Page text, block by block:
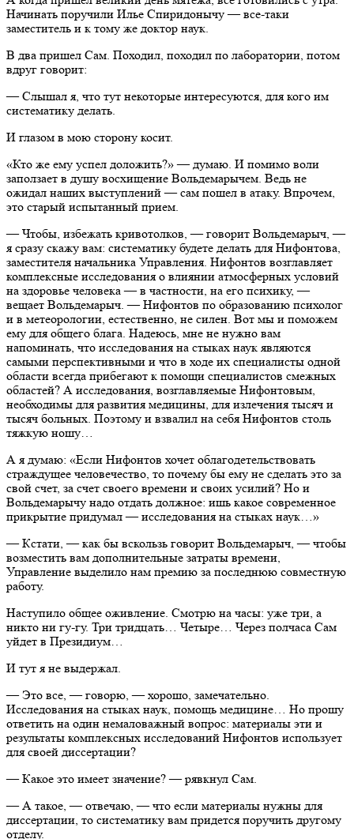
Начинать поручили Илье Спиридонычу — все-таки
заместитель и к тому же доктор наук.
В два пришел Сам. Походил, походил по лаборатории, потом
вдруг говорит:
— Слышал я, что тут некоторые интересуются, для кого им
систематику делать.
И глазом в мою сторону косит.
«Кто же ему успел доложить?» — думаю. И помимо воли
заползает в душу восхищение Вольдемарычем. Ведь не
ожидал наших выступлений — сам пошел в атаку. Впрочем,
это старый испытанный прием.
— Чтобы, избежать кривотолков, — говорит Вольдемарыч, —
я сразу скажу вам: систематику будете делать для Нифонтова,
заместителя начальника Управления. Нифонтов возглавляет
комплексные исследования о влиянии атмосферных условий
на здоровье человека — в частности, на его психику, —
вещает Вольдемарыч. — Нифонтов по образованию психолог
и в метеорологии, естественно, не силен. Вот мы и поможем
ему для общего блага. Надеюсь, мне не нужно вам
напоминать, что исследования на стыках наук являются
самыми перспективными и что в ходе их специалисты одной
области всегда прибегают к помощи специалистов смежных
областей? А исследования, возглавляемые Нифонтовым,
необходимы для развития медицины, для излечения тысяч и
тысяч больных. Поэтому и взвалил на себя Нифонтов столь
тяжкую ношу…
А я думаю: «Если Нифонтов хочет облагодетельствовать
страждущее человечество, то почему бы ему не сделать это за
свой счет, за счет своего времени и своих усилий? Но и
Вольдемарычу надо отдать должное: ишь какое современное
прикрытие придумал — исследования на стыках наук…»
— Кстати, — как бы вскользь говорит Вольдемарыч, — чтобы
возместить вам дополнительные затраты времени,
Управление выделило нам премию за последнюю совместную
работу.
Наступило общее оживление. Смотрю на часы: уже три, а
никто ни гу-гу. Три тридцать… Четыре… Через полчаса Сам
уйдет в Президиум…
И тут я не выдержал.
— Это все, — говорю, — хорошо, замечательно.
Исследования на стыках наук, помощь медицине… Но прошу
ответить на один немаловажный вопрос: материалы эти и
результаты комплексных исследований Нифонтов использует
для своей диссертации?
— Какое это имеет значение? — рявкнул Сам.
— А такое, — отвечаю, — что если материалы нужны для
диссертации, то систематику вам придется поручить другому
отделу.